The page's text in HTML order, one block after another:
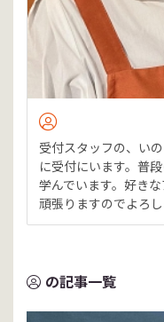
受付スタッフの、い
に受付にいます。普
学んでいます。好き
頑張りますのでよろ
の記事一覧